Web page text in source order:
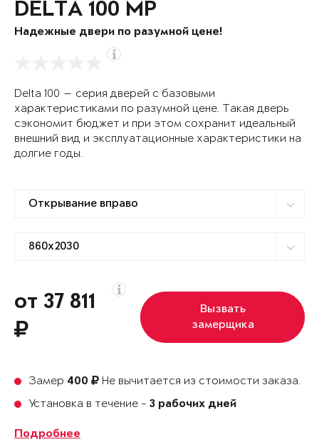
DELTA 100 MP
Надежные двери по разумной цене!
Delta 100 — серия дверей с базовыми
характеристиками по разумной цене. Такая дверь
сэкономит бюджет и при этом сохранит идеальный
внешний вид и эксплуатационные характеристики на
долгие годы.
от 37 811
Вызвать
замерщика
Замер 400
Не вычитается из стоимости заказа.
Установка в течение - 3 рабочих дней
Подробнее